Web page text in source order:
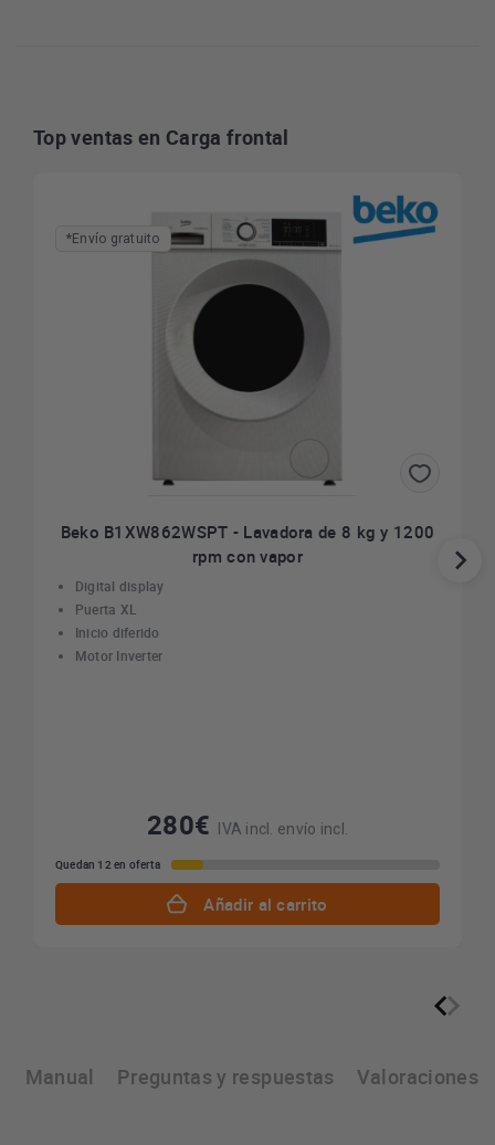
Top ventas en Carga frontal
*Envío gratuito
Beko B1XW862WSPT - Lavadora de 8 kg y 1200
rpm con vapor
Digital display
Puerta XL
Inicio diferido
Motor Inverter
280€ IVA incl. envío incl.
Quedan 12 en oferta
Añadir al carrito
Manual Preguntas y respuestas Valoraciones